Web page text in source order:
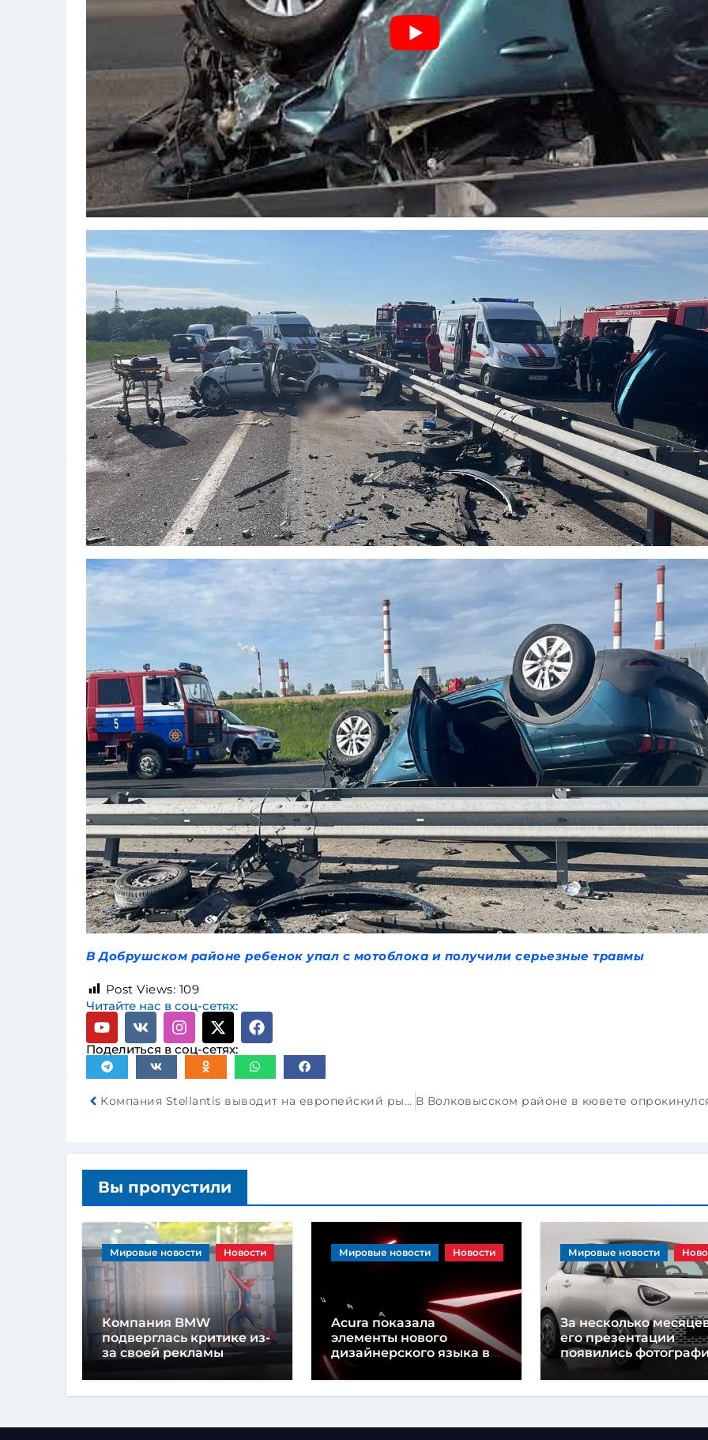
В Добрушском районе ребенок упал с мотоблока и получили серьезные травмы
Post Views: 109
Читайте нас в соц-сетях:
Поделиться в соц-сетях:
Компания Stellantis выводит на европейский рынок китайскую марку Voyah
Вы пропустили
Мировые новости Новости
Компания BMW
подверглась критике из-
за своей рекламы
автомобиля
Мировые новости Новости
Acura показала
элементы нового
дизайнерского языка в
преддверии
презентации концепт-
кара
Мировые новости
За несколько
его презентации
появились
нового Smart #2